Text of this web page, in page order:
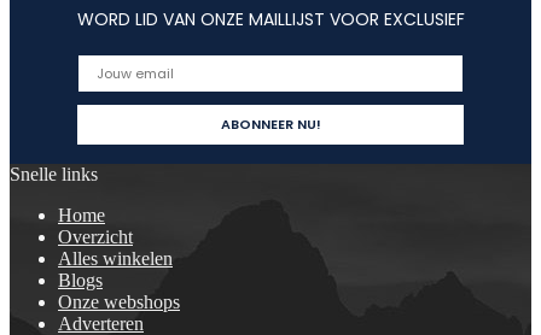
WORD LID VAN ONZE MAILLIJST VOOR EXCLUSIEF
Snelle links
Home
Overzicht
Alles winkelen
Blogs
Onze webshops
Adverteren